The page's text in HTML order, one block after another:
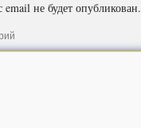
email не будет опубликован.